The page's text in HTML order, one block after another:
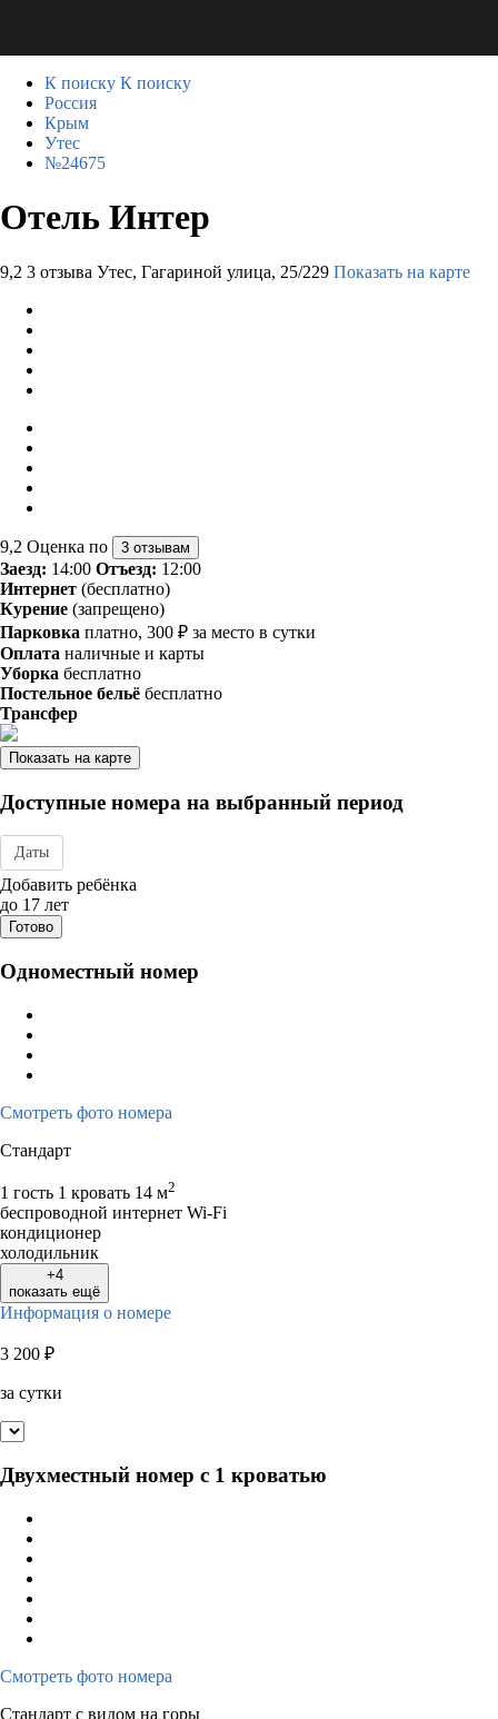
К поиску К поиску
Россия
Крым
Утес
№24675
Отель Интер
9,2 3 отзыва Утес, Гагариной улица, 25/229 Показать на карте
9,2 Оценка по 3 отзывам
Заезд: 14:00 Отъезд: 12:00
Интернет (бесплатно)
Курение (запрещено)
Парковка платно, 300 ₽ за место в сутки
Оплата наличные и карты
Уборка бесплатно
Постельное бельё бесплатно
Трансфер
Показать на карте
Доступные номера на выбранный период
Даты
Дата заезда - отъезда
Добавить ребёнка
до 17 лет
Готово
Одноместный номер
Смотреть фото номера
Стандарт
1 гость 1 кровать 14 м2
беспроводной интернет Wi-Fi
кондиционер
холодильник
+4
показать ещё
Информация о номере
3 200 ₽
за сутки
Двухместный номер с 1 кроватью
Смотреть фото номера
Стандарт с видом на горы